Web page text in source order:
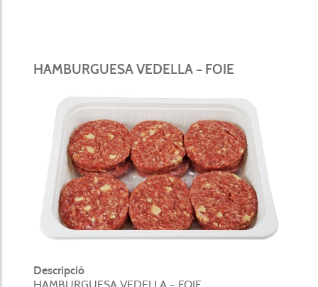
HAMBURGUESA VEDELLA – FOIE
Descripció
HAMBURGUESA VEDELLA – FOIE